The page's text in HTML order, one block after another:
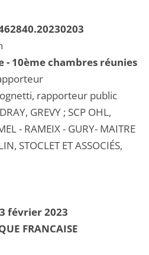
- 10ème chambres réunies
rapporteur public
GREVY ; SCP OHL,
- RAMEIX - GURY- MAITRE
STOCLET ET ASSOCIÉS,
février 2023
FRANCAISE